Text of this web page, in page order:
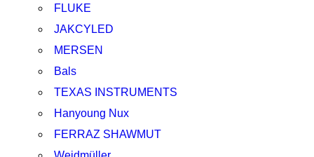
FLUKE
JAKCYLED
MERSEN
Bals
TEXAS INSTRUMENTS
Hanyoung Nux
FERRAZ SHAWMUT